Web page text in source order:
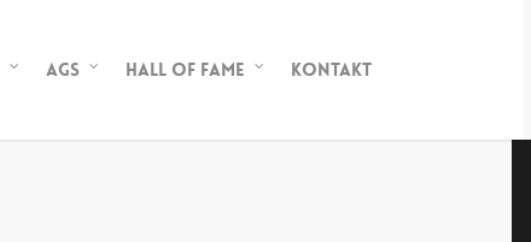
AGs Hall of Fame Kontakt